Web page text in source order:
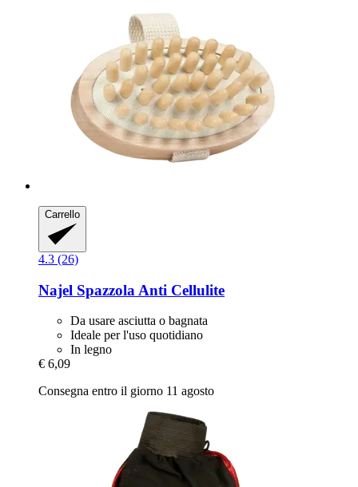
Carrello
4.3 (26)
Najel Spazzola Anti Cellulite
Da usare asciutta o bagnata
Ideale per l'uso quotidiano
In legno
€ 6,09
Consegna entro il giorno 11 agosto